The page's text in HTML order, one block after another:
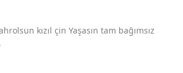
kızıl çin Yaşasın tam bağımsız